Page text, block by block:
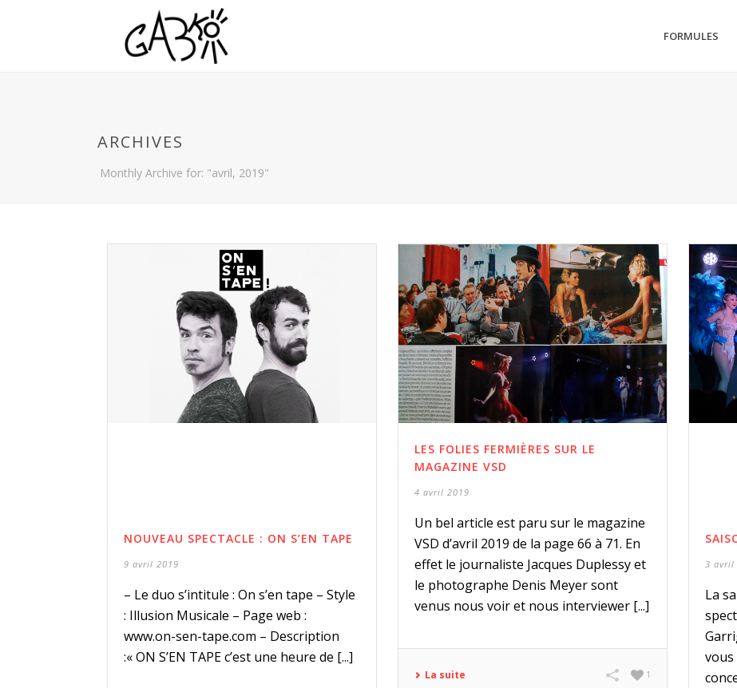
FORMULES
ARCHIVES
Monthly Archive for: "avril, 2019"
NOUVEAU SPECTACLE : ON S’EN TAPE
9 avril 2019
– Le duo s’intitule : On s’en tape – Style
: Illusion Musicale – Page web :
www.on-sen-tape.com – Description
:« ON S’EN TAPE c’est une heure de [...]
LES FOLIES FERMIÈRES SUR LE
MAGAZINE VSD
4 avril 2019
Un bel article est paru sur le magazine
VSD d’avril 2019 de la page 66 à 71. En
effet le journaliste Jacques Duplessy et
le photographe Denis Meyer sont
venus nous voir et nous interviewer [...]
La suite 1
3 avril
La
vous